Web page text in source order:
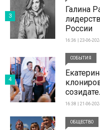
Галина
России
16:36 | 23-06-
3
СОБЫТИЯ
16:38 | 21-06-
4
ОБЩЕСТВО